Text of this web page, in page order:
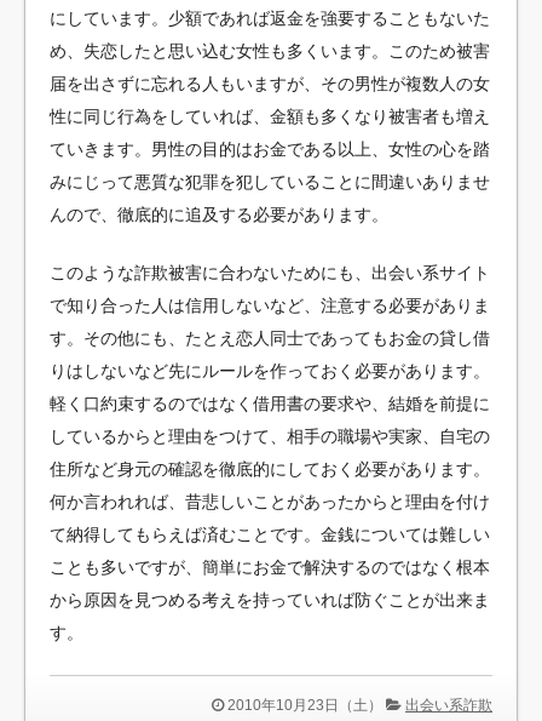
にしています。少額であれば返金を強要することもないた
め、失恋したと思い込む女性も多くいます。このため被害
届を出さずに忘れる人もいますが、その男性が複数人の女
性に同じ行為をしていれば、金額も多くなり被害者も増え
ていきます。男性の目的はお金である以上、女性の心を踏
みにじって悪質な犯罪を犯していることに間違いありませ
んので、徹底的に追及する必要があります。
このような詐欺被害に合わないためにも、出会い系サイト
で知り合った人は信用しないなど、注意する必要がありま
す。その他にも、たとえ恋人同士であってもお金の貸し借
りはしないなど先にルールを作っておく必要があります。
軽く口約束するのではなく借用書の要求や、結婚を前提に
しているからと理由をつけて、相手の職場や実家、自宅の
住所など身元の確認を徹底的にしておく必要があります。
何か言われれば、昔悲しいことがあったからと理由を付け
て納得してもらえば済むことです。金銭については難しい
ことも多いですが、簡単にお金で解決するのではなく根本
から原因を見つめる考えを持っていれば防ぐことが出来ま
す。
2010年10月23日（土） 出会い系詐欺